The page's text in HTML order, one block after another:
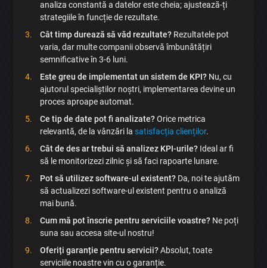
analiza constantă a datelor este cheia; ajustează-ți
strategiile în funcție de rezultate.
Cât timp durează să văd rezultate? Rezultatele pot
varia, dar multe companii observă îmbunătățiri
semnificative în 3-6 luni.
Este greu de implementat un sistem de KPI? Nu, cu
ajutorul specialiștilor noștri, implementarea devine un
proces aproape automat.
Ce tip de date pot fi analizate?Orice metrica
relevantă, de la vânzări lasatisfacția clienților.
Cât de des ar trebui să analizez KPI-urile? Ideal ar fi
să le monitorizezi zilnic și să faci rapoarte lunare.
Pot să utilizez software-ul existent? Da, noi te ajutăm
să actualizezi software-ul existent pentru o analiză
mai bună.
Cum mă pot înscrie pentru serviciile voastre? Ne poți
suna sau accesa site-ul nostru!
Oferiți garanție pentru servicii?Absolut, toate
serviciile noastre vin cu o garanție.
Discută aplicația
Trimite